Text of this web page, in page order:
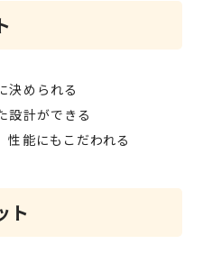
決められる
設計ができる
性能にもこだわれる
ト